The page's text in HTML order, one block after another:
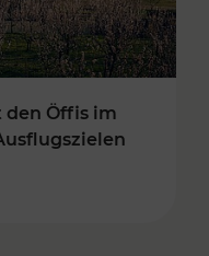
den Öffis im